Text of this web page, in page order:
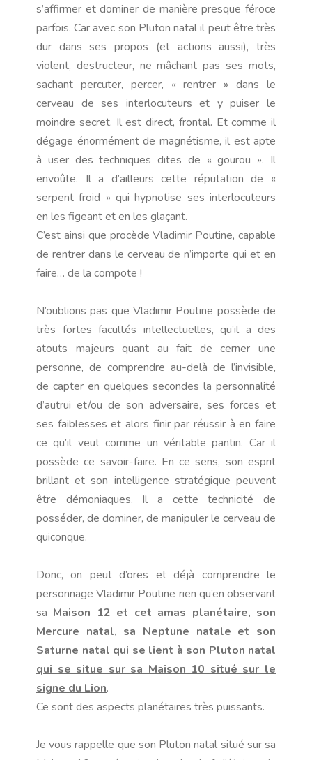
s’affirmer et dominer de manière presque féroce
parfois. Car avec son Pluton natal il peut être très
dur dans ses propos (et actions aussi), très
violent, destructeur, ne mâchant pas ses mots,
sachant percuter, percer, « rentrer » dans le
cerveau de ses interlocuteurs et y puiser le
moindre secret. Il est direct, frontal. Et comme il
dégage énormément de magnétisme, il est apte
à user des techniques dites de « gourou ». Il
envoûte. Il a d’ailleurs cette réputation de «
serpent froid » qui hypnotise ses interlocuteurs
en les figeant et en les glaçant.
C’est ainsi que procède Vladimir Poutine, capable
de rentrer dans le cerveau de n’importe qui et en
faire… de la compote !
N’oublions pas que Vladimir Poutine possède de
très fortes facultés intellectuelles, qu’il a des
atouts majeurs quant au fait de cerner une
personne, de comprendre au-delà de l’invisible,
de capter en quelques secondes la personnalité
d’autrui et/ou de son adversaire, ses forces et
ses faiblesses et alors finir par réussir à en faire
ce qu’il veut comme un véritable pantin. Car il
possède ce savoir-faire. En ce sens, son esprit
brillant et son intelligence stratégique peuvent
être démoniaques. Il a cette technicité de
posséder, de dominer, de manipuler le cerveau de
quiconque.
Donc, on peut d’ores et déjà comprendre le
personnage Vladimir Poutine rien qu’en observant
sa Maison 12 et cet amas planétaire, son
Mercure natal, sa Neptune natale et son
Saturne natal qui se lient à son Pluton natal
qui se situe sur sa Maison 10 situé sur le
signe du Lion.
Ce sont des aspects planétaires très puissants.
Je vous rappelle que son Pluton natal situé sur sa